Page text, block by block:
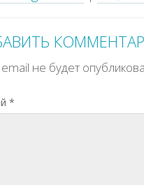
не будет
*